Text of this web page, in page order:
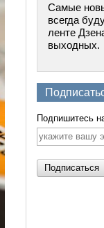
Самые
всегда
ленте
выходных.
Подпишитесь